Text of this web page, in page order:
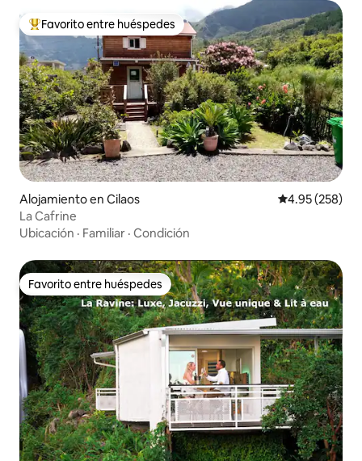
Favorito entre huéspedes preferido
Favorito entre huéspedes
Alojamiento en Cilaos Calificación
4.95 (258)
La Cafrine
Ubicación · Familiar · Condición
Favorito entre huéspedes
Favorito entre huéspedes